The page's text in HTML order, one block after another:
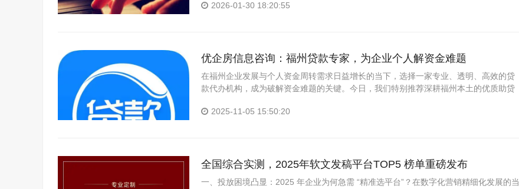
2026-01-30 18:20:55
优企房信息咨询：福州贷款专家，为企业个人解资金难题
在福州企业发展与个人资金周转需求日益增长的当下，选择一家专业、透明、高效的贷
款代办机构，成为破解资金难题的关键。今日，我们特别推荐深耕福州本土的优质助贷
2025-11-05 15:50:20
全国综合实测，2025年软文发稿平台TOP5 榜单重磅发布
一、投放困境凸显：2025 年企业为何急需 “精准选平台”？在数字化营销精细化发展的当